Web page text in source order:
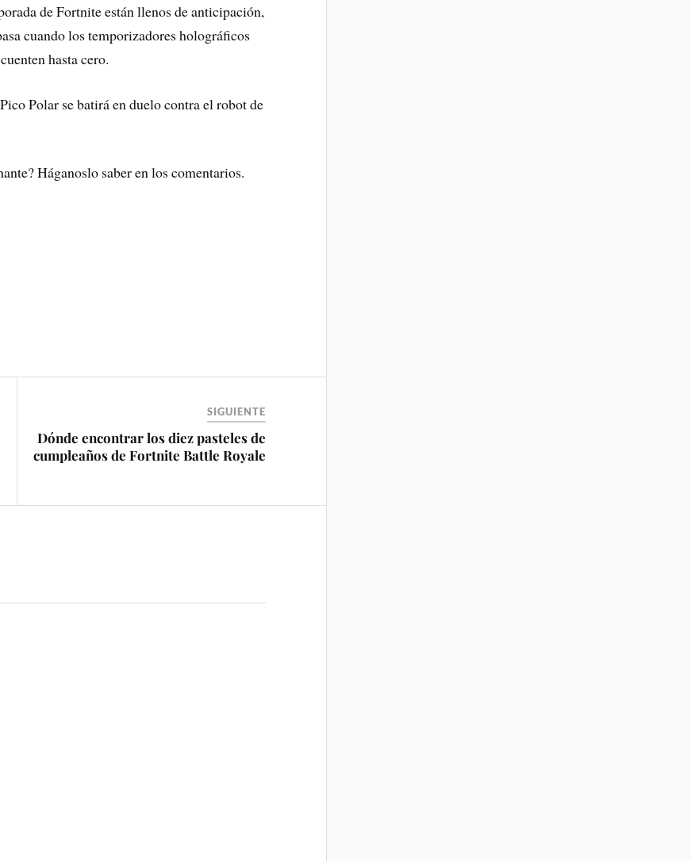
de Fortnite están llenos de anticipación,
cuando los temporizadores holográficos
hasta cero.
Polar se batirá en duelo contra el robot de
Háganoslo saber en los comentarios.
SIGUIENTE
Dónde encontrar los diez pasteles de
cumpleaños de Fortnite Battle Royale